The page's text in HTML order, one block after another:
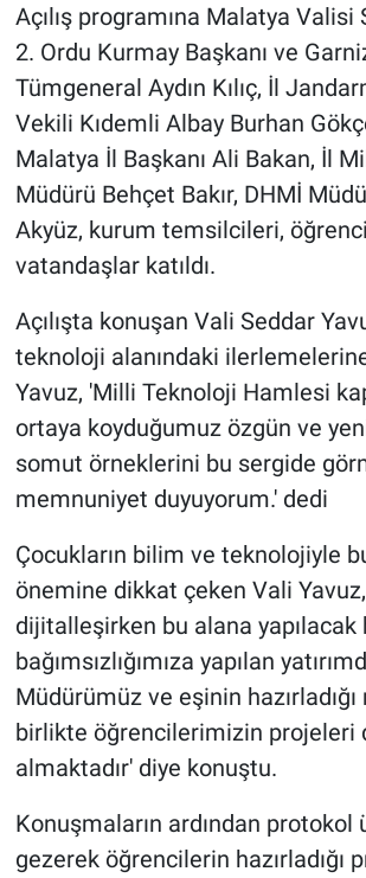
Açılış programına Malatya Valisi
2. Ordu Kurmay Başkanı ve
Tümgeneral Aydın Kılıç, İl
Vekili Kıdemli Albay Burhan
Malatya İl Başkanı Ali Bakan, İl
Müdürü Behçet Bakır, DHMİ
Akyüz, kurum temsilcileri,
vatandaşlar katıldı.
Açılışta konuşan Vali Seddar
teknoloji alanındaki
Yavuz, 'Milli Teknoloji Hamlesi
ortaya koyduğumuz özgün ve
somut örneklerini bu sergide
memnuniyet duyuyorum.' dedi
Çocukların bilim ve teknolojiyle
önemine dikkat çeken Vali Yavuz,
dijitalleşirken bu alana yapılacak
bağımsızlığımıza yapılan
Müdürümüz ve eşinin
birlikte öğrencilerimizin projeleri
almaktadır' diye konuştu.
Konuşmaların ardından protokol
gezerek öğrencilerin hazırladığı